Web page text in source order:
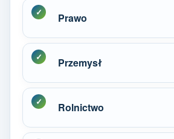
Prawo
Przemysł
Rolnictwo